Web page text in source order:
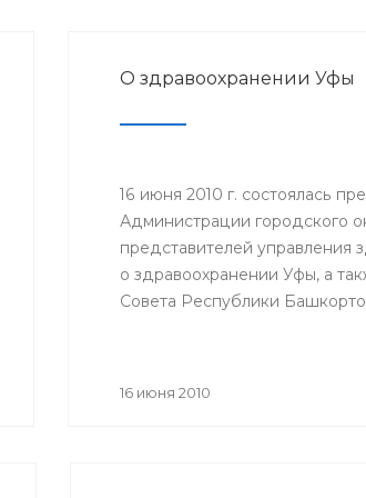
О здравоохранении Уфы
16 июня 2010 г. состоялась
Администрации городского
представителей управления
о здравоохранении Уфы, а
Cовета Республики
16 июня 2010